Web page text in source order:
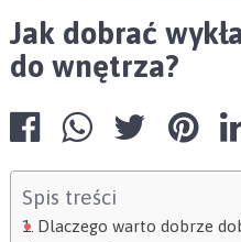
Jak dobrać
do wnętrza?
Spis treści
Dlaczego warto dobrze